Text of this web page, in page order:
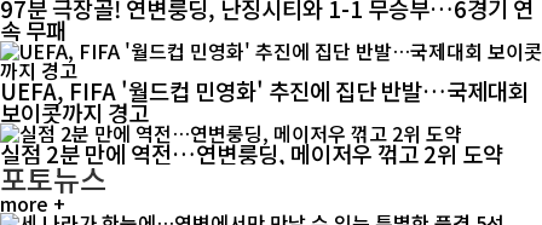
97분 극장골! 연변룽딩, 난징시티와 1-1 무승부…6경기 연
속 무패
UEFA, FIFA '월드컵 민영화' 추진에 집단 반발…국제대회
보이콧까지 경고
실점 2분 만에 역전…연변룽딩, 메이저우 꺾고 2위 도약
포토뉴스
more +